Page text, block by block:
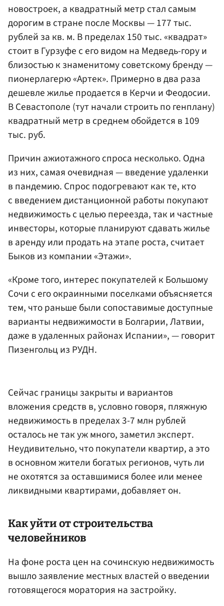
новостроек, а квадратный метр стал самым
дорогим в стране после Москвы — 177 тыс.
рублей за кв. м. В пределах 150 тыс. «квадрат»
стоит в Гурзуфе с его видом на Медведь-гору и
близостью к знаменитому советскому бренду —
пионерлагерю «Артек». Примерно в два раза
дешевле жилье продается в Керчи и Феодосии.
В Севастополе (тут начали строить по генплану)
квадратный метр в среднем обойдется в 109
тыс. руб.
Причин ажиотажного спроса несколько. Одна
из них, самая очевидная — введение удаленки
в пандемию. Спрос подогревают как те, кто
с введением дистанционной работы покупают
недвижимость с целью переезда, так и частные
инвесторы, которые планируют сдавать жилье
в аренду или продать на этапе роста, считает
Быков из компании «Этажи».
«Кроме того, интерес покупателей к Большому
Сочи с его окраинными поселками объясняется
тем, что раньше были сопоставимые доступные
варианты недвижимости в Болгарии, Латвии,
даже в удаленных районах Испании», — говорит
Пизенгольц из РУДН.
Сейчас границы закрыты и вариантов
вложения средств в, условно говоря, пляжную
недвижимость в пределах 3-7 млн рублей
осталось не так уж много, заметил эксперт.
Неудивительно, что покупатели квартир, а это
в основном жители богатых регионов, чуть ли
не охотятся за оставшимися более или менее
ликвидными квартирами, добавляет он.
Как уйти от строительства
человейников
На фоне роста цен на сочинскую недвижимость
вышло заявление местных властей о введении
готовящегося моратория на застройку.